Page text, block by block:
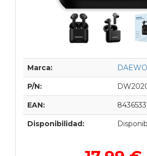
Marca:
P/N:
EAN:
Disponibilidad: